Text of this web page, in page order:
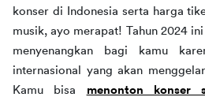
konser di Indonesia serta harga
musik, ayo merapat! Tahun 2024
menyenangkan bagi kamu
internasional yang akan
Kamu bisa menonton konser